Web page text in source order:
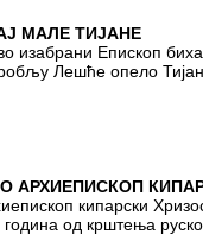
МАЛЕ ТИЈАНЕ
изабрани Епископ
Лешће опело
АРХИЕПИСКОП
кипарски
од крштења